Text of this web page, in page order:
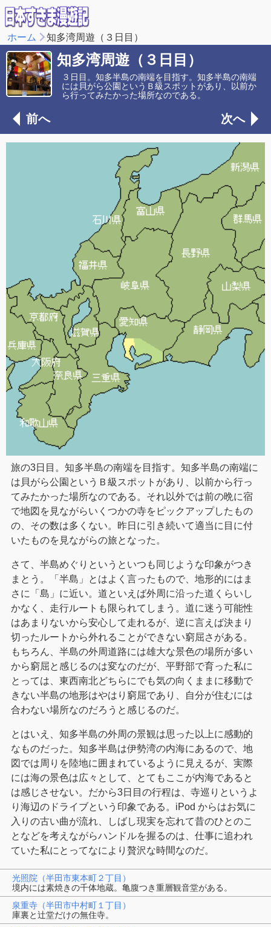
ホーム 知多湾周遊（３日目）
知多湾周遊（３日目）
３日目。知多半島の南端を目指す。知多半島の南端
には貝がら公園というＢ級スポットがあり、以前か
ら行ってみたかった場所なのである。
前へ 次へ
旅の3日目。知多半島の南端を目指す。知多半島の南端に
は貝がら公園というＢ級スポットがあり、以前から行っ
てみたかった場所なのである。それ以外では前の晩に宿
で地図を見ながらいくつかの寺をピックアップしたもの
の、その数は多くない。昨日に引き続いて適当に目に付
いたものを見ながらの旅となった。
さて、半島めぐりというといつも同じような印象がつき
まとう。「半島」とはよく言ったもので、地形的にはま
さに「島」に近い。道といえば外周に沿った道くらいし
かなく、走行ルートも限られてしまう。道に迷う可能性
はあまりないから安心して走れるが、逆に言えば決まり
切ったルートから外れることができない窮屈さがある。
もちろん、半島の外周道路には雄大な景色の場所が多い
から窮屈と感じるのは変なのだが、平野部で育った私に
とっては、東西南北どちらにでも気の向くままに移動で
きない半島の地形はやはり窮屈であり、自分が住むには
合わない場所なのだろうと感じるのだ。
とはいえ、知多半島の外周の景観は思った以上に感動的
なものだった。知多半島は伊勢湾の内海にあるので、地
図では周りを陸地に囲まれているように見えるが、実際
には海の景色は広々として、とてもここが内海であると
は感じさせない。だから3日目の行程は、寺巡りというよ
り海辺のドライブという印象である。iPod からはお気に
入りの古い曲が流れ、しばし現実を忘れて昔のひとのこ
となどを考えながらハンドルを握るのは、仕事に追われ
ていた私にとってなにより贅沢な時間なのだ。
光照院（半田市東本町２丁目）
境内には素焼きの千体地蔵。亀腹つき重層観音堂がある。
泉重寺（半田市中村町１丁目）
庫裏と辻堂だけの無住寺。